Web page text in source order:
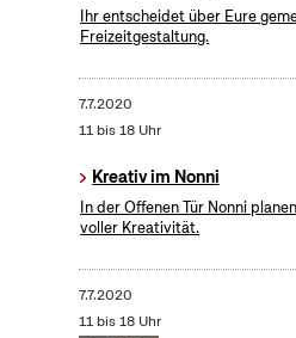
Ihr entscheidet über Eure
Freizeitgestaltung.
7.7.2020
11 bis 18 Uhr
Kreativ im Nonni
In der Offenen Tür Nonni
voller Kreativität.
7.7.2020
11 bis 18 Uhr